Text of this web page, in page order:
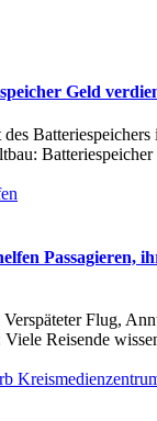
Geld
Batteriespeichers
Passagieren,
Flug,
Viele Reisende